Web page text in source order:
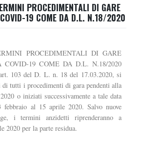
PROCEDIMENTALI DI GARE
COVID-19 COME DA D.L. N.18/2020
PROCEDIMENTALI DI GARE
COVID-19 COME DA D.L. N.18/2020
103 del D. L. n. 18 del 17.03.2020, si
tutti i procedimenti di gara pendenti alla
o iniziati successivamente a tale data
febbraio al 15 aprile 2020. Salvo nuove
i termini anzidetti riprenderanno a
2020 per la parte residua.